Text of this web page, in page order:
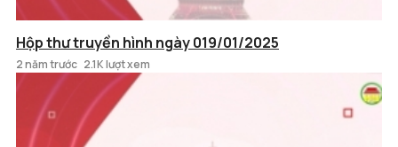
Hộp thư truyền hình ngày 019/01/2025
2 năm trước 2.1K lượt xem